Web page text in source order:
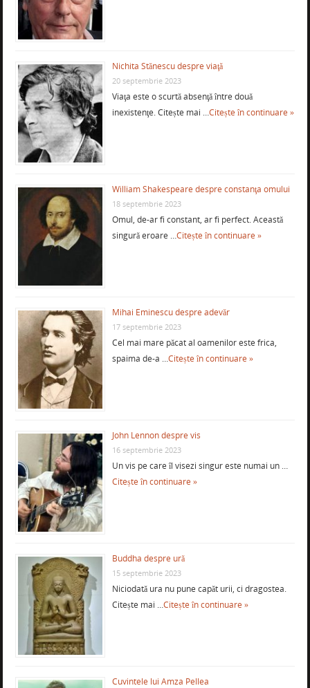
Nichita Stănescu despre viaţă
20 septembrie 2023
Viaţa este o scurtă absenţă între două
inexistenţe. Citește mai …Citește în continuare »
William Shakespeare despre constanţa omului
18 septembrie 2023
Omul, de-ar fi constant, ar fi perfect. Această
singură eroare …Citește în continuare »
Mihai Eminescu despre adevăr
17 septembrie 2023
Cel mai mare păcat al oamenilor este frica,
spaima de-a …Citește în continuare »
John Lennon despre vis
16 septembrie 2023
Un vis pe care îl visezi singur este numai un …
Citește în continuare »
Buddha despre ură
15 septembrie 2023
Niciodată ura nu pune capăt urii, ci dragostea.
Citește mai …Citește în continuare »
Cuvintele lui Amza Pellea